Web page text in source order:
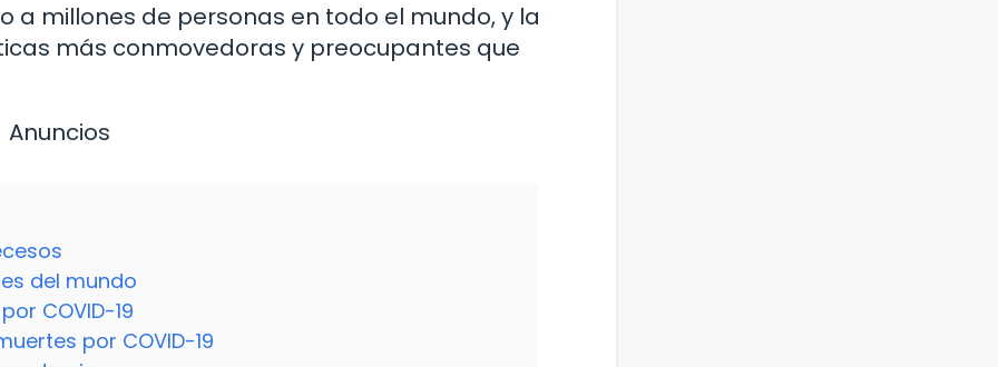
a millones de personas en todo el mundo, y la
más conmovedoras y preocupantes que
Anuncios
del mundo
COVID-19
por COVID-19